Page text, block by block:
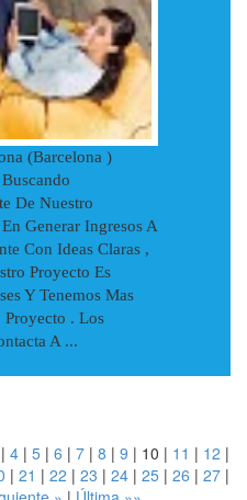
(Barcelona )
De Nuestro
Generar Ingresos A
Con Ideas Claras ,
Proyecto Es
Y Tenemos Mas
. Los
A ...
| 4 | 5 | 6 | 7 | 8 | 9 | 10 | 11 | 12 |
| 21 | 22 | 23 | 24 | 25 | 26 | 27 |